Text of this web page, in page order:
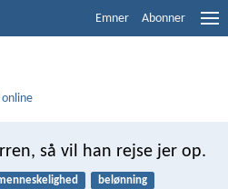
Emner Abonner
online
så vil han rejse jer op.
belønning